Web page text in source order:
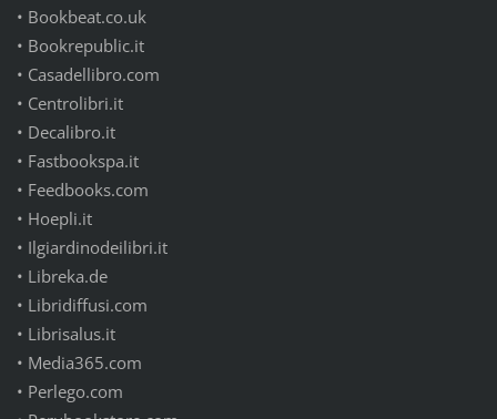
• Bookbeat.co.uk
• Bookrepublic.it
• Casadellibro.com
• Centrolibri.it
• Decalibro.it
• Fastbookspa.it
• Feedbooks.com
• Hoepli.it
• Ilgiardinodeilibri.it
• Libreka.de
• Libridiffusi.com
• Librisalus.it
• Media365.com
• Perlego.com